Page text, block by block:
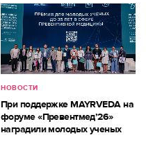
НОВОСТИ
При поддержке MAYRVEDA на
форуме «Превентмед’26»
наградили молодых ученых